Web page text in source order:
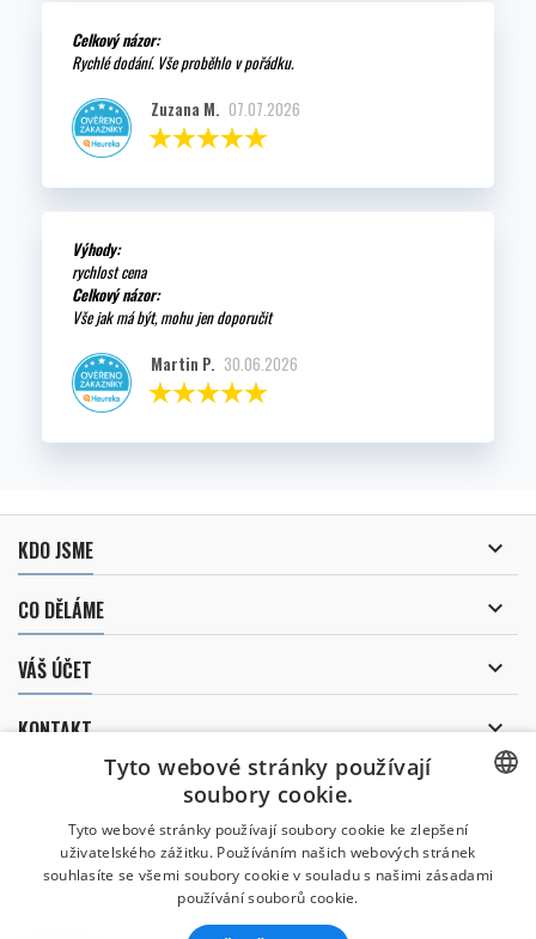
Celkový názor:
Rychlé dodání. Vše proběhlo v pořádku.
Zuzana M. 07.07.2026
Výhody:
rychlost cena
Celkový názor:
Vše jak má být, mohu jen doporučit
Martin P. 30.06.2026
KDO JSME 
CO DĚLÁME 
VÁŠ ÚČET 
KONTAKT 
ODBĚR NOVINEK
Uděluji souhlas se
zpracováním osobních údajů.
CZECH
Tyto webové stránky používají
soubory cookie.
Tyto webové stránky používají soubory cookie ke zlepšení
uživatelského zážitku. Používáním našich webových stránek
souhlasíte se všemi soubory cookie v souladu s našimi zásadami
používání souborů cookie.